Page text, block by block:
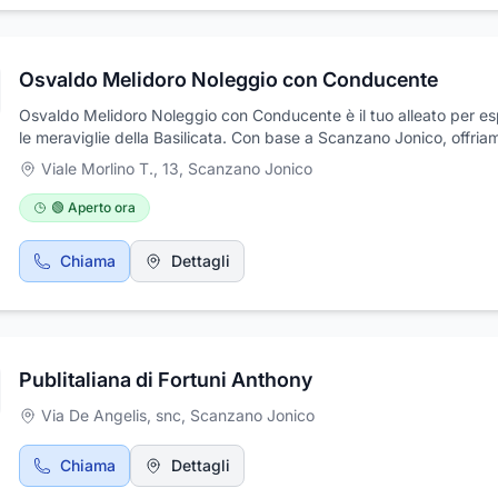
soggiorno sia senza problemi. Siamo a Scanzano Jonico 75020
Osvaldo Melidoro Noleggio con Conducente
Osvaldo Melidoro Noleggio con Conducente è il tuo alleato per
le meraviglie della Basilicata. Con base a Scanzano Jonico,
trasferimenti confortevoli da/per Matera e gli aeroporti, noleggio
per gruppi fino a 8 persone e tour personalizzati per scoprire
come Matera, Taranto e Alberobello. Che tu sia un turista alla
un'esperienza autentica o un gruppo di amici che vogliono vivere
notte, abbiamo la soluzione perfetta. Servizi navetta per
trasferimenti per eventi speciali e molto altro: affidati a noi per un
Viale Morlino T., 13, Scanzano Jonico
🟢 Aperto ora
Chiama Dettagli
Publitaliana di Fortuni Anthony
Via De Angelis, snc, Scanzano Jonico
Chiama Dettagli